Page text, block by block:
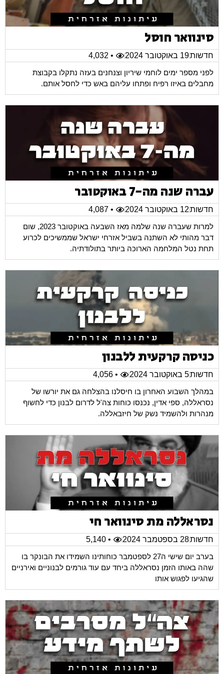
סינוואר חוסל
חדשות19 באוקטובר 2024
• 4,032
לפני מספר ימים לוחמי שיריון וצנחנים בעזה נתקלו בקבוצת
מחבלים באיזו רפיח ופתחו עליהם באש כדי לחסל אותם.
עברה שנה מה-7 באוקטובר
חדשות12 באוקטובר 2024
• 4,087
למרות שעברה שנה שלמה מאז השבעה באוקטובר 2023, שום
דבר מהותי לא השתנה בשביל אזרחי ישראל שממשיכים לכרוע
תחת נטל המלחמה הארוכה ביותר בתולודתיה.
כניסה קרקעית ללבנון
חדשות5 באוקטובר 2024
• 4,056
במהלך השבוע האחרון בו חיסלנו בהצלחה גם את יורשו של
נסראללה, ספי אדין, נכנסו כוחות צה'ל לדרום לבנון כדי לחשוף
מנהרות ולהשמיד נשק של חיזבאללה.
נסראללה מת סינוואר חי
חדשות28 בספטמבר 2024
• 5,140
בערב יום שישי ה27 לספטמבר כוחותינו השמידו את הבונקר בו
שהה באותו הזמן נסראללה ביחד עם עוד גורמים לבנוניים ואירניים
שהגיעו לפגוש אותו